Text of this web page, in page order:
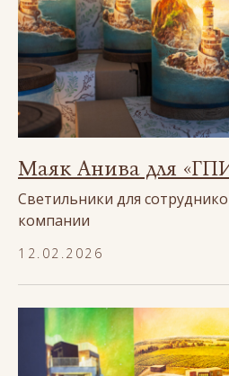
Маяк Анива для
Светильники для
компании
12.02.2026